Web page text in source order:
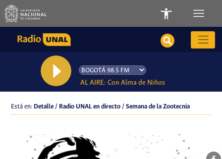
AL AIRE: Con Alma de Niños
Está en: Detalle / Radio UNAL en directo / Semana de la Zootecnia